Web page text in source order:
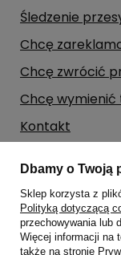
Śledzenie
Chcę
Chcę zwrócić
Chcę wymienić
Kontakt
Moje konto
Regulaminy
Dbamy o Twoją
Sklep korzysta z
Polityką dotyczącą
przechowywania lub
Więcej informacji na
także na stronie